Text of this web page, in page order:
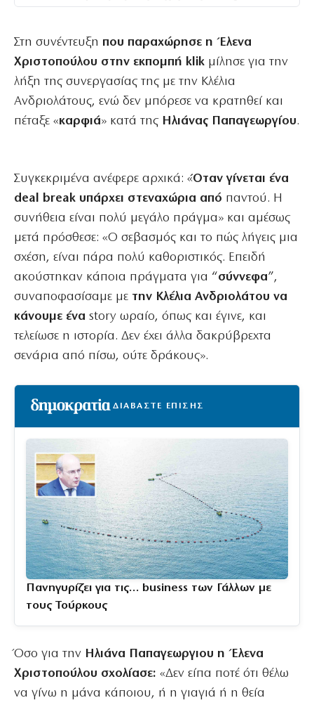
Στη συνέντευξη που παραχώρησε η Έλενα
Χριστοπούλου στην εκπομπή klik μίλησε για την
λήξη της συνεργασίας της με την Κλέλια
Ανδριολάτους, ενώ δεν μπόρεσε να κρατηθεί και
πέταξε «καρφιά» κατά της Ηλιάνας Παπαγεωργίου.
Συγκεκριμένα ανέφερε αρχικά: «Όταν γίνεται ένα
deal break υπάρχει στεναχώρια από παντού. Η
συνήθεια είναι πολύ μεγάλο πράγμα» και αμέσως
μετά πρόσθεσε: «Ο σεβασμός και το πώς λήγεις μια
σχέση, είναι πάρα πολύ καθοριστικός. Επειδή
ακούστηκαν κάποια πράγματα για “σύννεφα”,
συναποφασίσαμε με την Κλέλια Ανδριολάτου να
κάνουμε ένα story ωραίο, όπως και έγινε, και
τελείωσε η ιστορία. Δεν έχει άλλα δακρύβρεχτα
σενάρια από πίσω, ούτε δράκους».
ΔΙΑΒΑΣΤΕ ΕΠΙΣΗΣ
Πανηγυρίζει για τις… business των Γάλλων με
τους Τούρκους
Όσο για την Ηλιάνα Παπαγεωργιου η Έλενα
Χριστοπούλου σχολίασε: «Δεν είπα ποτέ ότι θέλω
να γίνω η μάνα κάποιου, ή η γιαγιά ή η θεία